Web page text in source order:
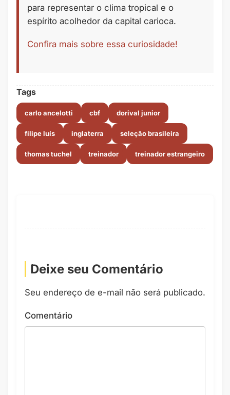
para representar o clima tropical e o
espírito acolhedor da capital carioca.
Confira mais sobre essa curiosidade!
Tags
carlo ancelotti cbf dorival junior
filipe luís inglaterra seleção brasileira
thomas tuchel treinador treinador estrangeiro
Deixe seu Comentário
Seu endereço de e-mail não será publicado.
Comentário